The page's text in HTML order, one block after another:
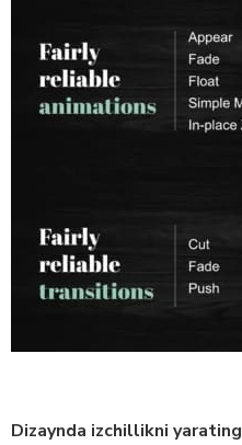
Dizaynda izchillikni yarating